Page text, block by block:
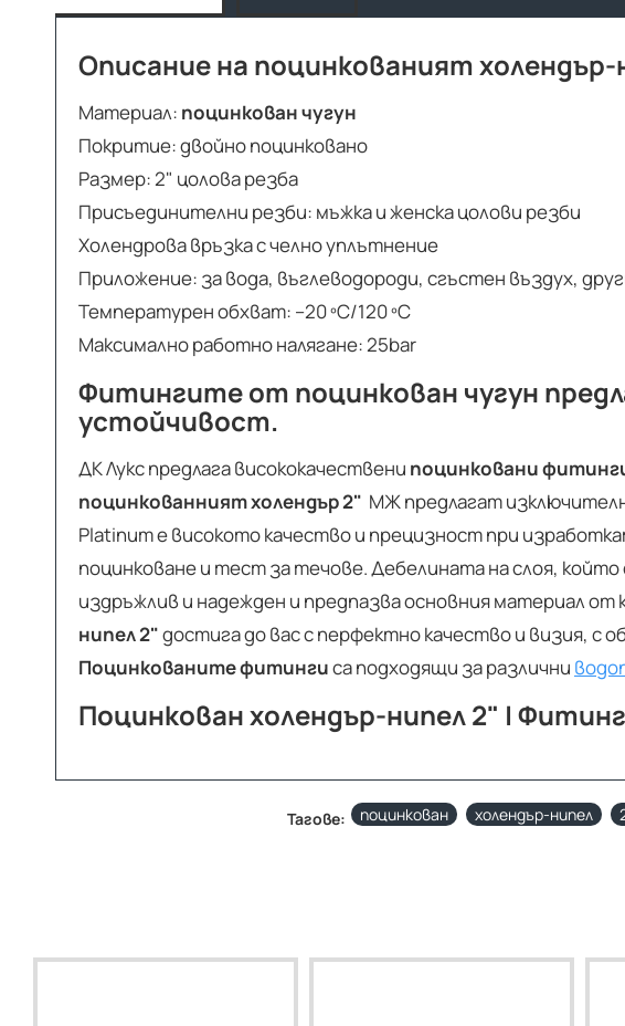
Описание на поцинкованият холендър-
Материал: поцинкован чугун
Покритие: двойно поцинковано
Размер: 2" цолова резба
Присъединителни резби: мъжка и женска цолови резби
Холендрова връзка с челно уплътнение
Приложение: за вода, въглеводороди, сгъстен въздух,
Температурен обхват: –20 ºC/120 ºC
Максимално работно налягане: 25bar
Фитингите от поцинкован чугун
устойчивост.
ДК Лукс предлага висококачествени поцинковани
поцинкованният холендър 2" МЖ предлагат
Platinum е високото качество и прецизност при
поцинковане и тест за течове. Дебелината на слоя,
издръжлив и надежден и предпазва основния материал
нипел 2"достига до вас с перфектно качество и визия, с
Поцинкованите фитингиса подходящи за различни
Поцинкован холендър-нипел 2" |
Тагове: поцинкован холендър-нипел